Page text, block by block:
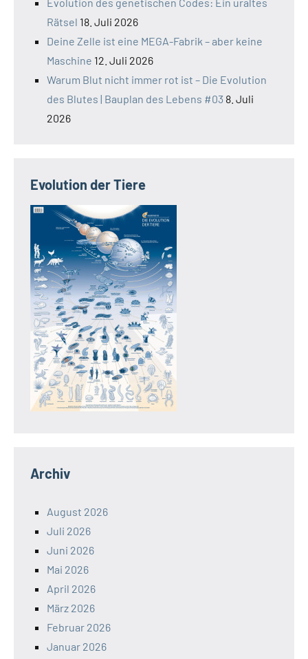
Rätsel 18. Juli 2026
Deine Zelle ist eine MEGA-Fabrik – aber keine
Maschine 12. Juli 2026
Warum Blut nicht immer rot ist – Die Evolution
des Blutes | Bauplan des Lebens #03 8. Juli
2026
Evolution der Tiere
Archiv
August 2026
Juli 2026
Juni 2026
Mai 2026
April 2026
März 2026
Februar 2026
Januar 2026